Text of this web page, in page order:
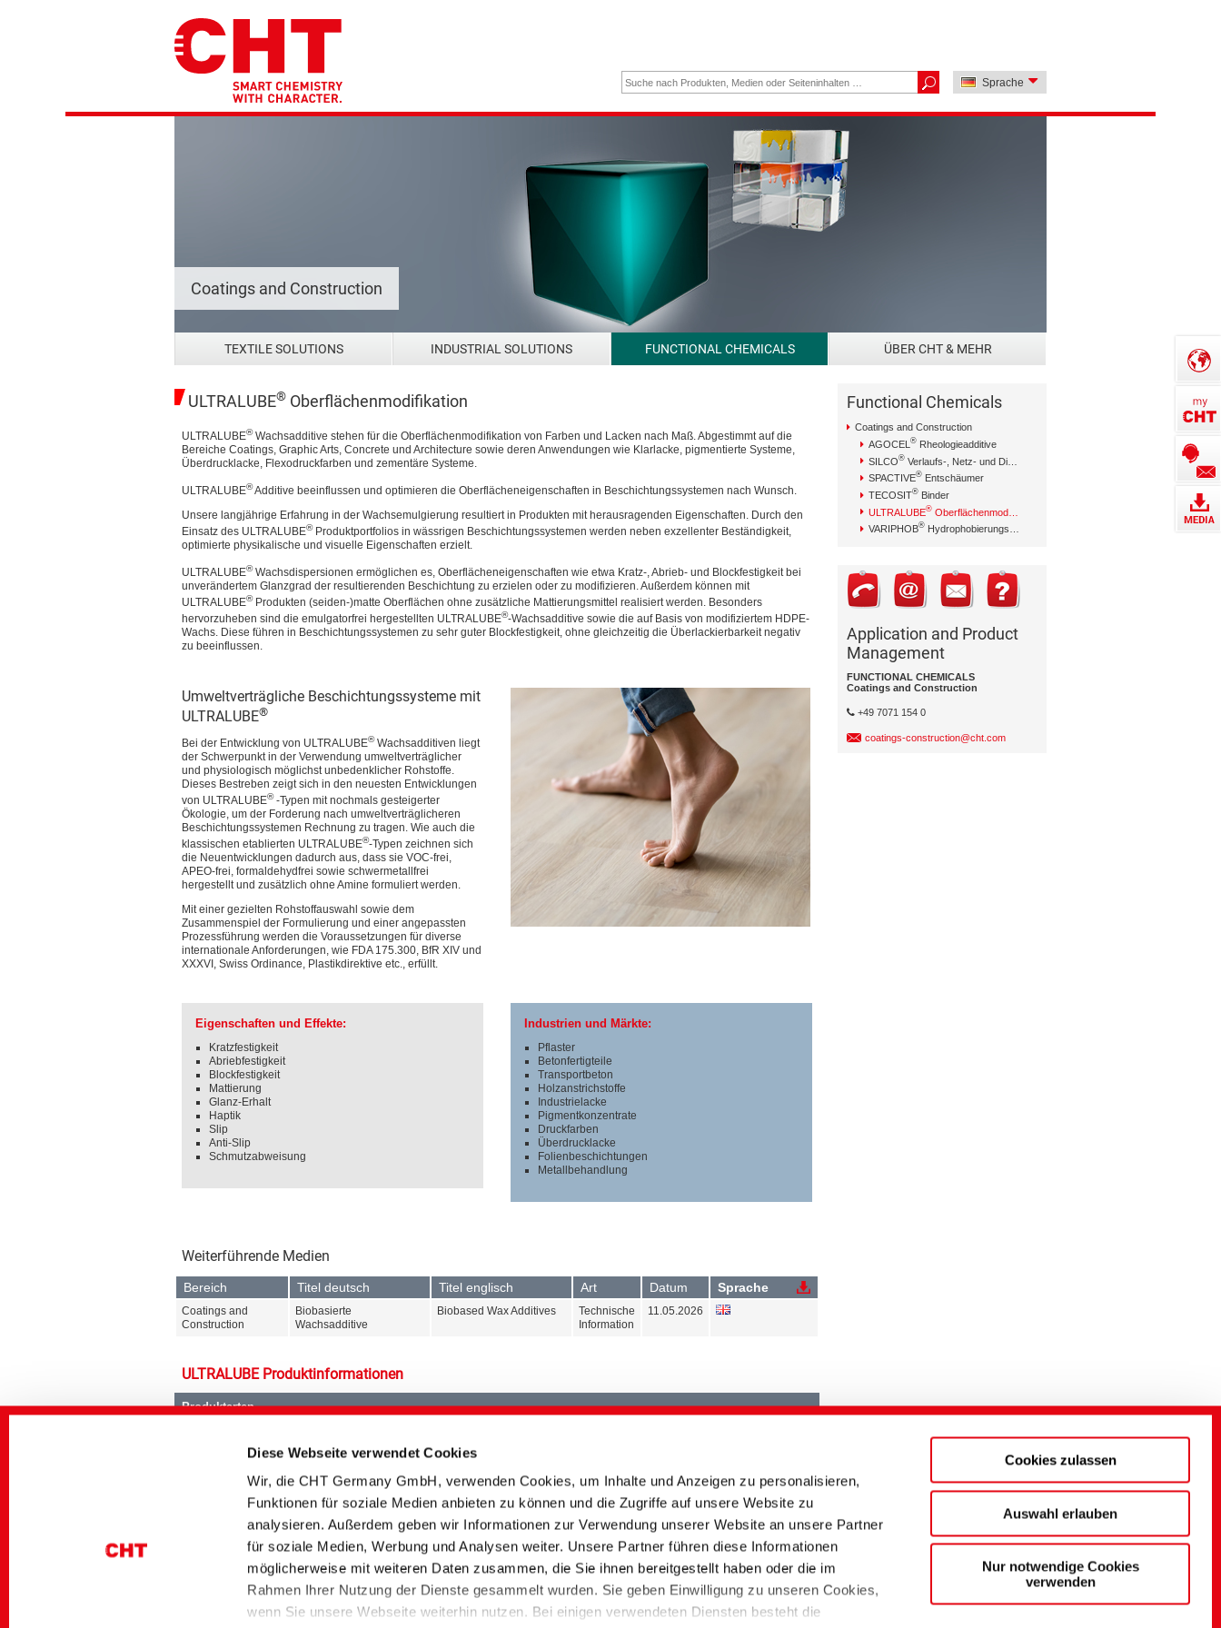
Diese Webseite verwendet Cookies
Wir, die CHT Germany GmbH, verwenden Cookies, um Inhalte und Anzeigen zu personalisieren,
Funktionen für soziale Medien anbieten zu können und die Zugriffe auf unsere Website zu
analysieren. Außerdem geben wir Informationen zur Verwendung unserer Website an unsere Partner
für soziale Medien, Werbung und Analysen weiter. Unsere Partner führen diese Informationen
möglicherweise mit weiteren Daten zusammen, die Sie ihnen bereitgestellt haben oder die im
Rahmen Ihrer Nutzung der Dienste gesammelt wurden. Sie geben Einwilligung zu unseren Cookies,
wenn Sie unsere Webseite weiterhin nutzen. Bei einigen verwendeten Diensten besteht die
Cookies zulassen
Auswahl erlauben
Nur notwendige Cookies
verwenden
Sprache
Coatings and Construction
TEXTILE SOLUTIONS INDUSTRIAL SOLUTIONS FUNCTIONAL CHEMICALS ÜBER CHT & MEHR
ULTRALUBE® Oberflächenmodifikation
ULTRALUBE®Wachsadditive stehen für die Oberflächenmodifikation von Farben und Lacken nach Maß. Abgestimmt auf die
Bereiche Coatings, Graphic Arts, Concrete und Architecture sowie deren Anwendungen wie Klarlacke, pigmentierte Systeme,
Überdrucklacke, Flexodruckfarben und zementäre Systeme.
ULTRALUBE®Additive beeinflussen und optimieren die Oberflächeneigenschaften in Beschichtungssystemen nach Wunsch.
Unsere langjährige Erfahrung in der Wachsemulgierung resultiert in Produkten mit herausragenden Eigenschaften. Durch den
Einsatz des ULTRALUBE®Produktportfolios in wässrigen Beschichtungssystemen werden neben exzellenter Beständigkeit,
optimierte physikalische und visuelle Eigenschaften erzielt.
ULTRALUBE®Wachsdispersionen ermöglichen es, Oberflächeneigenschaften wie etwa Kratz-, Abrieb- und Blockfestigkeit bei
unverändertem Glanzgrad der resultierenden Beschichtung zu erzielen oder zu modifizieren. Außerdem können mit
ULTRALUBE®Produkten (seiden-)matte Oberflächen ohne zusätzliche Mattierungsmittel realisiert werden. Besonders
hervorzuheben sind die emulgatorfrei hergestellten ULTRALUBE®-Wachsadditive sowie die auf Basis von modifiziertem HDPE-
Wachs. Diese führen in Beschichtungssystemen zu sehr guter Blockfestigkeit, ohne gleichzeitig die Überlackierbarkeit negativ
zu beeinflussen.
Umweltverträgliche Beschichtungssysteme mit
ULTRALUBE®
Bei der Entwicklung von ULTRALUBE®Wachsadditiven liegt
der Schwerpunkt in der Verwendung umweltverträglicher
und physiologisch möglichst unbedenklicher Rohstoffe.
Dieses Bestreben zeigt sich in den neuesten Entwicklungen
von ULTRALUBE®-Typen mit nochmals gesteigerter
Ökologie, um der Forderung nach umweltverträglicheren
Beschichtungssystemen Rechnung zu tragen. Wie auch die
klassischen etablierten ULTRALUBE®-Typen zeichnen sich
die Neuentwicklungen dadurch aus, dass sie VOC-frei,
APEO-frei, formaldehydfrei sowie schwermetallfrei
hergestellt und zusätzlich ohne Amine formuliert werden.
Mit einer gezielten Rohstoffauswahl sowie dem
Zusammenspiel der Formulierung und einer angepassten
Prozessführung werden die Voraussetzungen für diverse
internationale Anforderungen, wie FDA 175.300, BfR XIV und
XXXVI, Swiss Ordinance, Plastikdirektive etc., erfüllt.
Eigenschaften und Effekte:
Kratzfestigkeit
Abriebfestigkeit
Blockfestigkeit
Mattierung
Glanz-Erhalt
Haptik
Slip
Anti-Slip
Schmutzabweisung
Industrien und Märkte:
Pflaster
Betonfertigteile
Transportbeton
Holzanstrichstoffe
Industrielacke
Pigmentkonzentrate
Druckfarben
Überdrucklacke
Folienbeschichtungen
Metallbehandlung
Weiterführende Medien
Bereich Titel deutsch Titel englisch Art Datum Sprache
Coatings and
Construction
Biobasierte
Wachsadditive
Biobased Wax Additives
Technische
Information
11.05.2026
ULTRALUBE Produktinformationen
Produktarten
ULTRALUBE
Bitte wählen Sie mindestens ein
Sortiment aus
Functional Chemicals
Coatings and Construction
AGOCEL ® Rheologieadditive
SILCO® Verlaufs-, Netz- und Dispergieradditive
SPACTIVE® Entschäumer
TECOSIT® Binder
ULTRALUBE® Oberflächenmodifikation
VARIPHOB® Hydrophobierungsmittel
Application and Product
Management
FUNCTIONAL CHEMICALS
Coatings and Construction
+49 7071 154 0
coatings-construction@cht.com